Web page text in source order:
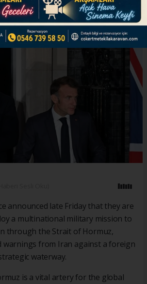
ABONE OL
announced late Friday that they are
a multinational military mission to
through the Strait of Hormuz,
warnings from Iran against a foreign
waterway.
is a vital artery for the global